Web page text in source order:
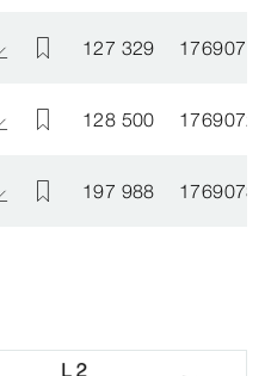
127 329 1769071
128 500 1769072
197 988 1769073